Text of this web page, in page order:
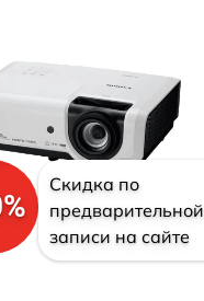
Скидка по
предварительной
записи на сайте